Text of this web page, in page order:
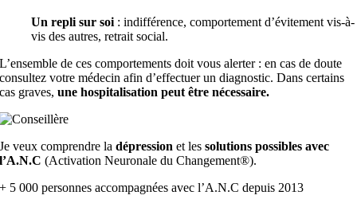
Un repli sur soi : indifférence, comportement d’évitement vis-à-
vis des autres, retrait social.
L’ensemble de ces comportements doit vous alerter : en cas de doute
consultez votre médecin afin d’effectuer un diagnostic. Dans certains
cas graves,une hospitalisation peut être nécessaire.
Je veux comprendre ladépression et lessolutions possibles avec
l’A.N.C (Activation Neuronale du Changement®).
+ 5 000 personnes accompagnées avec l’A.N.C depuis 2013